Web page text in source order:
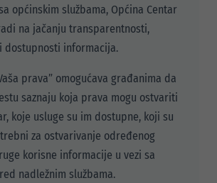
općinskim službama, Općina Centar
na jačanju transparentnosti,
dostupnosti informacija.
prava” omogućava građanima da
saznaju koja prava mogu ostvariti
koje usluge su im dostupne, koji su
za ostvarivanje određenog
korisne informacije u vezi sa
nadležnim službama.